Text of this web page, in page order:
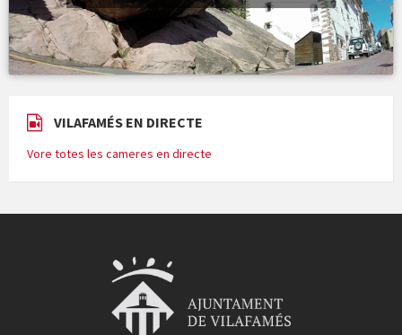
VILAFAMÉS EN DIRECTE
Vore totes les cameres en directe